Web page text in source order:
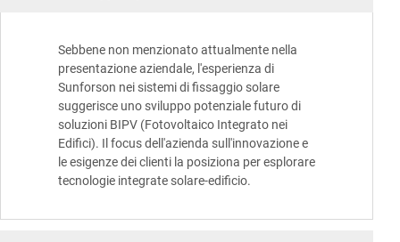
Sebbene non menzionato attualmente nella
presentazione aziendale, l'esperienza di
Sunforson nei sistemi di fissaggio solare
suggerisce uno sviluppo potenziale futuro di
soluzioni BIPV (Fotovoltaico Integrato nei
Edifici). Il focus dell'azienda sull'innovazione e
le esigenze dei clienti la posiziona per esplorare
tecnologie integrate solare-edificio.